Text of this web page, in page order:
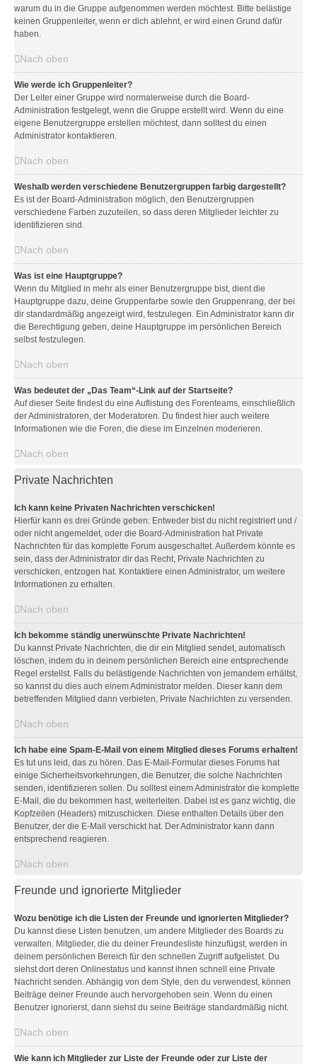
warum du in die Gruppe aufgenommen werden möchtest. Bitte belästige
keinen Gruppenleiter, wenn er dich ablehnt, er wird einen Grund dafür
haben.
Nach oben
Wie werde ich Gruppenleiter?
Der Leiter einer Gruppe wird normalerweise durch die Board-
Administration festgelegt, wenn die Gruppe erstellt wird. Wenn du eine
eigene Benutzergruppe erstellen möchtest, dann solltest du einen
Administrator kontaktieren.
Nach oben
Weshalb werden verschiedene Benutzergruppen farbig dargestellt?
Es ist der Board-Administration möglich, den Benutzergruppen
verschiedene Farben zuzuteilen, so dass deren Mitglieder leichter zu
identifizieren sind.
Nach oben
Was ist eine Hauptgruppe?
Wenn du Mitglied in mehr als einer Benutzergruppe bist, dient die
Hauptgruppe dazu, deine Gruppenfarbe sowie den Gruppenrang, der bei
dir standardmäßig angezeigt wird, festzulegen. Ein Administrator kann dir
die Berechtigung geben, deine Hauptgruppe im persönlichen Bereich
selbst festzulegen.
Nach oben
Was bedeutet der „Das Team“-Link auf der Startseite?
Auf dieser Seite findest du eine Auflistung des Forenteams, einschließlich
der Administratoren, der Moderatoren. Du findest hier auch weitere
Informationen wie die Foren, die diese im Einzelnen moderieren.
Nach oben
Private Nachrichten
Ich kann keine Privaten Nachrichten verschicken!
Hierfür kann es drei Gründe geben: Entweder bist du nicht registriert und /
oder nicht angemeldet, oder die Board-Administration hat Private
Nachrichten für das komplette Forum ausgeschaltet. Außerdem könnte es
sein, dass der Administrator dir das Recht, Private Nachrichten zu
verschicken, entzogen hat. Kontaktiere einen Administrator, um weitere
Informationen zu erhalten.
Nach oben
Ich bekomme ständig unerwünschte Private Nachrichten!
Du kannst Private Nachrichten, die dir ein Mitglied sendet, automatisch
löschen, indem du in deinem persönlichen Bereich eine entsprechende
Regel erstellst. Falls du belästigende Nachrichten von jemandem erhältst,
so kannst du dies auch einem Administrator melden. Dieser kann dem
betreffenden Mitglied dann verbieten, Private Nachrichten zu versenden.
Nach oben
Ich habe eine Spam-E-Mail von einem Mitglied dieses Forums erhalten!
Es tut uns leid, das zu hören. Das E-Mail-Formular dieses Forums hat
einige Sicherheitsvorkehrungen, die Benutzer, die solche Nachrichten
senden, identifizieren sollen. Du solltest einem Administrator die komplette
E-Mail, die du bekommen hast, weiterleiten. Dabei ist es ganz wichtig, die
Kopfzeilen (Headers) mitzuschicken. Diese enthalten Details über den
Benutzer, der die E-Mail verschickt hat. Der Administrator kann dann
entsprechend reagieren.
Nach oben
Freunde und ignorierte Mitglieder
Wozu benötige ich die Listen der Freunde und ignorierten Mitglieder?
Du kannst diese Listen benutzen, um andere Mitglieder des Boards zu
verwalten. Mitglieder, die du deiner Freundesliste hinzufügst, werden in
deinem persönlichen Bereich für den schnellen Zugriff aufgelistet. Du
siehst dort deren Onlinestatus und kannst ihnen schnell eine Private
Nachricht senden. Abhängig von dem Style, den du verwendest, können
Beiträge deiner Freunde auch hervorgehoben sein. Wenn du einen
Benutzer ignorierst, dann siehst du seine Beiträge standardmäßig nicht.
Nach oben
Wie kann ich Mitglieder zur Liste der Freunde oder zur Liste der